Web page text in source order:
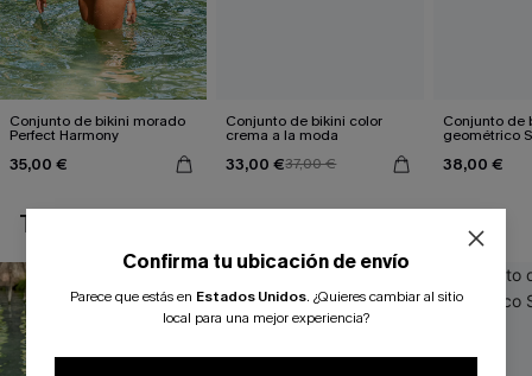
Conjunto de bikini morado
Perfect Harmony
35,00 €
Conjunto de bikini color
crema a la moda
33,00 €37,00 €
Conjunto de
geométrico
38,00 €
TAMBIÉN TE PUEDE GUSTAR
Confirma tu ubicación de envío
Parece que estás en Estados Unidos. ¿Quieres cambiar al sitio
local para una mejor experiencia?